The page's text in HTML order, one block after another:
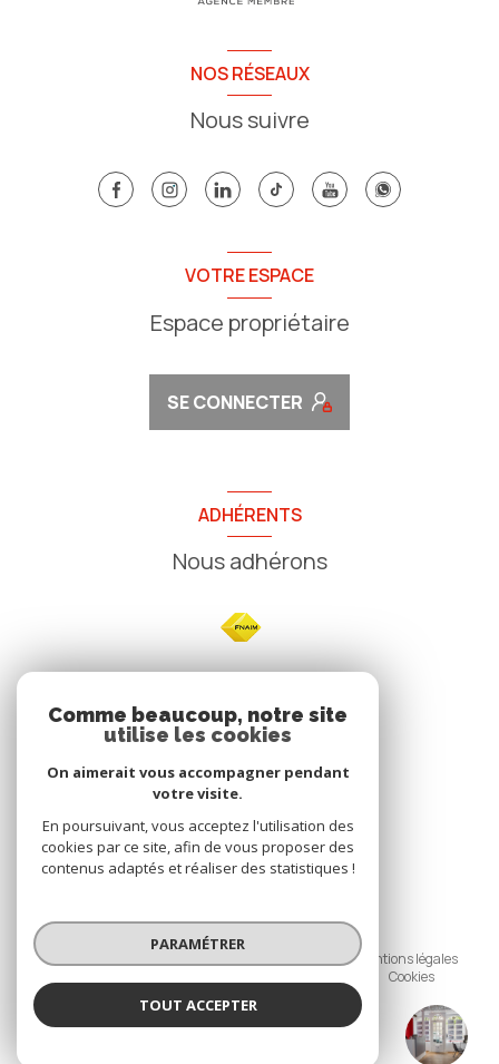
IBOX JAURES
NOS RÉSEAUX
Nous suivre
VOTRE ESPACE
Espace propriétaire
SE CONNECTER
ADHÉRENTS
Nous adhérons
NOS
© 2026 | Tous droits réservés
Nos honoraires
Nos partenaires
Mentions légales
Cookies
Comme beaucoup, notre site
utilise les cookies
On aimerait vous accompagner pendant
votre visite.
En poursuivant, vous acceptez l'utilisation des
cookies par ce site, afin de vous proposer des
contenus adaptés et réaliser des statistiques !
PARAMÉTRER
TOUT ACCEPTER